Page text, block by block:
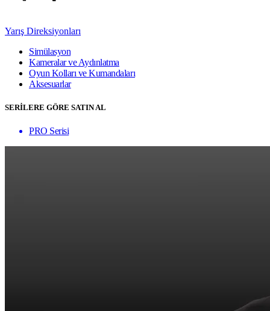
Yarış Direksiyonları
Simülasyon
Kameralar ve Aydınlatma
Oyun Kolları ve Kumandaları
Aksesuarlar
SERİLERE GÖRE SATIN AL
PRO Serisi